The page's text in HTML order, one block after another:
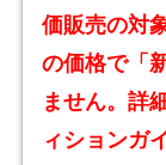
価販売の対
の価格で「
ません。詳
ィションガ